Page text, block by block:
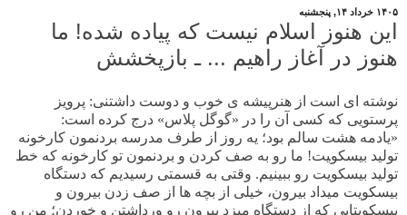
۱۴۰۵ خرداد ۱۴, پنجشنبه
این هنوز اسلام نیست که پیاده شده! ما
هنوز در آغاز راهیم ... ـ بازپخشش
نوشته ای است از هنرپیشه ی خوب و دوست داشتنی: پرویز
پرستویی که کسی آن را در «گوگل پلاس» درج کرده است:
«ﯾﺎﺩﻣﻪ ﻫﺸﺖ ﺳﺎﻟﻢ ﺑﻮﺩ؛ ﯾﻪ ﺭﻭﺯ ﺍﺯ ﻃﺮﻑ ﻣﺪﺭﺳﻪ ﺑﺮﺩﻧﻤﻮﻥ ﮐﺎﺭﺧﻮﻧﻪ
ﺗﻮﻟﯿﺪ ﺑﯿﺴﮑﻮﯿﺖ! ﻣﺎ ﺭﻭ ﺑﻪ ﺻﻒ ﮐﺮﺩﻥ ﻭ ﺑﺮﺩﻧﻤﻮﻥ ﺗﻮ ﮐﺎﺭﺧﻮﻧﻪ ﮐﻪ ﺧﻂ
ﺗﻮﻟﯿﺪ ﺑﯿﺴﮑﻮﯾﺖ ﺭﻭ ﺑﺒﯿﻨﯿﻢ. ﻭﻗﺘﯽ ﺑﻪ ﻗﺴﻤﺘﯽ ﺭﺳﯿﺪﯾﻢ ﮐﻪ ﺩﺳﺘﮕﺎﻩ
ﺑﯿﺴﮑﻮﯾﺖ ﻣﯿﺪﺍﺩ ﺑﯿﺮﻭﻥ، ﺧﯿﻠﯽ ﺍﺯ ﺑﭽﻪ ﻫﺎ ﺍﺯ ﺻﻒ ﺯﺩﻥ ﺑﯿﺮﻭﻥ ﻭ
ﺑﯿﺴﮑﻮﯾﺘﺎﯾﯽ ﮐﻪ ﺍﺯ ﺩﺳﺘﮕﺎﻩ ﻣﯿﺰﺩ ﺑﯿﺮﻭﻥ ﺭﻭ ﻭﺭﺩﺍﺷﺘﻦ ﻭ ﺧﻮﺭﺩﻥ؛ ﻣﻦ ﺭﻭ